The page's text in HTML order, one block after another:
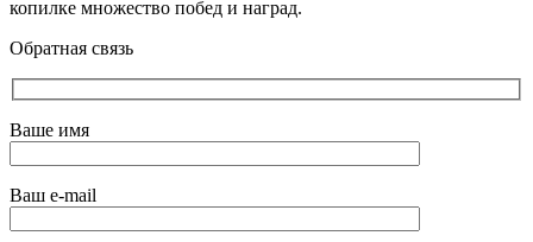
копилке множество побед и наград.
Обратная связь
Ваше имя
Ваш e-mail